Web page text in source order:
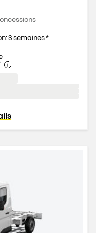
3 semaines *